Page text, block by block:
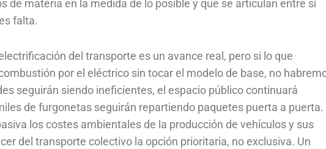
de materia en la medida de lo posible y que se articulan entre sí
falta.
del transporte es un avance real, pero si lo que
por el eléctrico sin tocar el modelo de base, no
seguirán siendo ineficientes, el espacio público continuará
de furgonetas seguirán repartiendo paquetes puerta a puerta.
los costes ambientales de la producción de vehículos y sus
del transporte colectivo la opción prioritaria, no exclusiva. Un